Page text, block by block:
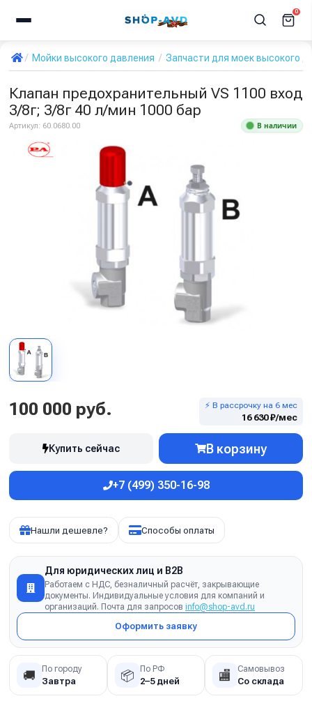
0
Мойки высокого давления Запчасти для моек высокого
Клапан предохранительный VS 1100 вход
3/8г; 3/8г 40 л/мин 1000 бар
Артикул: 60.0680.00 В наличии
100 000 руб. ⚡ В рассрочку на 6 мес
16 630 ₽/мес
Купить сейчас В корзину
+7 (499) 350-16-98
Нашли дешевле? Способы оплаты
Для юридических лиц и B2B
Работаем с НДС, безналичный расчёт, закрывающие
документы. Индивидуальные условия для компаний и
организаций. Почта для запросов info@shop-avd.ru
Оформить заявку
🚚 По городу
Завтра 📦 По РФ
2–5 дней 🏬 Самовывоз
Со склада